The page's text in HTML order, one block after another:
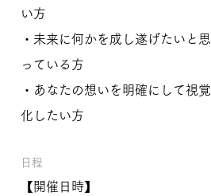
い方
・未来に何かを成し遂げたいと思
っている方
・あなたの想いを明確にして視覚
化したい方
日程
【開催日時】